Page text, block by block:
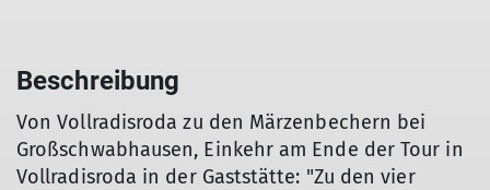
Beschreibung
Von Vollradisroda zu den Märzenbechern bei
Großschwabhausen, Einkehr am Ende der Tour in
Vollradisroda in der Gaststätte: "Zu den vier